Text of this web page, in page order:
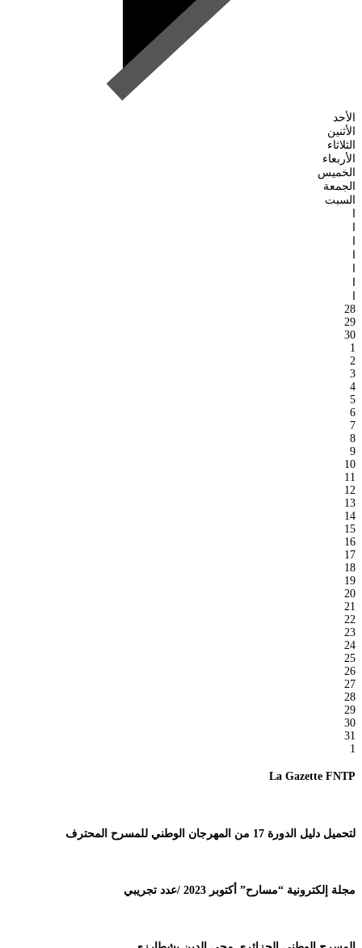
الأحد
الأثنين
الثلاثاء
الأربعاء
الخميس
الجمعة
السبت
28
29
30
1
2
3
4
5
6
7
8
9
10
11
12
13
14
15
16
17
18
19
20
21
22
23
24
25
26
27
28
29
30
31
1
La Gazette FNTP
لتحميل دليل الدورة 17 من المهرجان الوطني للمسرح المحترف
مجلة إلكترونية “مسارح” أكتوبر 2023 /عدد تجريبي